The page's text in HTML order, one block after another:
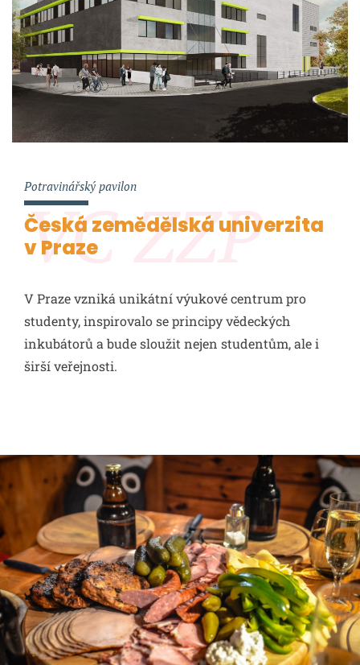
VC ZZP
Potravinářský pavilon
Česká zemědělská univerzita
v Praze
V Praze vzniká unikátní výukové centrum pro
studenty, inspirovalo se principy vědeckých
inkubátorů a bude sloužit nejen studentům, ale i
širší veřejnosti.